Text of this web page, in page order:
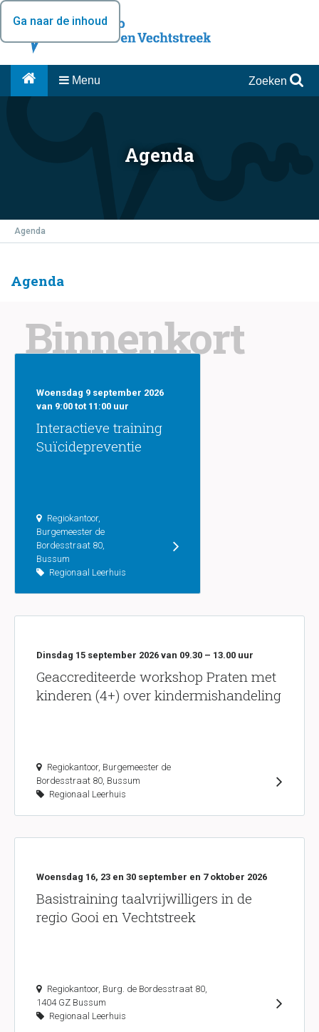
Ga naar de inhoud
Menu Zoeken
Agenda
Agenda
Agenda
Binnenkort
Interactieve training
Suïcidepreventie
Woensdag 9 september 2026
van 9:00 tot 11:00 uur
Regiokantoor,
Burgemeester de
Bordesstraat 80,
Bussum
Regionaal Leerhuis
Geaccrediteerde workshop Praten met
kinderen (4+) over kindermishandeling
Dinsdag 15 september 2026 van 09.30 – 13.00 uur
Regiokantoor, Burgemeester de
Bordesstraat 80, Bussum
Regionaal Leerhuis
Basistraining taalvrijwilligers in de
regio Gooi en Vechtstreek
Woensdag 16, 23 en 30 september en 7 oktober 2026
Regiokantoor, Burg. de Bordesstraat 80,
1404 GZ Bussum
Regionaal Leerhuis